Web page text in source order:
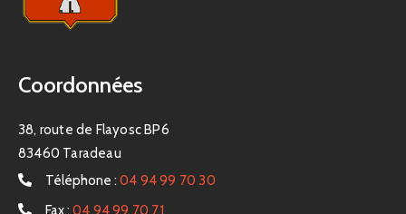
Coordonnées
38, route de Flayosc BP6
83460 Taradeau
Téléphone : 04 94 99 70 30
Fax : 04 94 99 70 71